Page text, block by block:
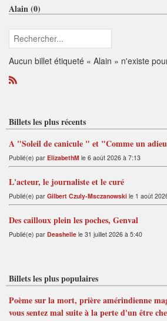
Alain (0)
Aucun billet étiqueté « Alain » n'existe
R
Billets les plus récents
A "Soleil de canicule " et "Comme un
Publié(e) par ElizabethM le 6 août 2026 à 7:13
L'acteur, le journaliste et le curé
Publié(e) par Gilbert Czuly-Msczanowski le 1 août
Des cailloux plein les poches, Genval
Publié(e) par Deashelle le 31 juillet 2026 à 5:40
Billets les plus populaires
Poème sur la mort, prière amérindienne
vous sentez mal suite à la perte d'un être